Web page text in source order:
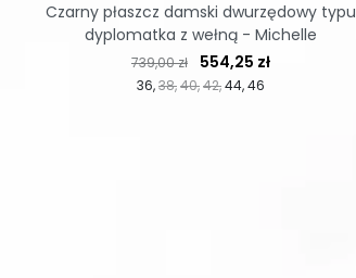
36 38 40 42 44 46
Cena regularna
739,00 zł Cena
554,25 zł
Czarny płaszcz damski dwurzędowy typu
dyplomatka z wełną - Michelle